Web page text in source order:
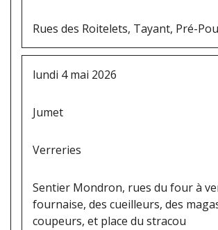
Rues des Roitelets, Tayant, Pré-
lundi 4 mai 2026
Jumet
Verreries
Sentier Mondron, rues du four à
fournaise, des cueilleurs, des
coupeurs, et place du stracou